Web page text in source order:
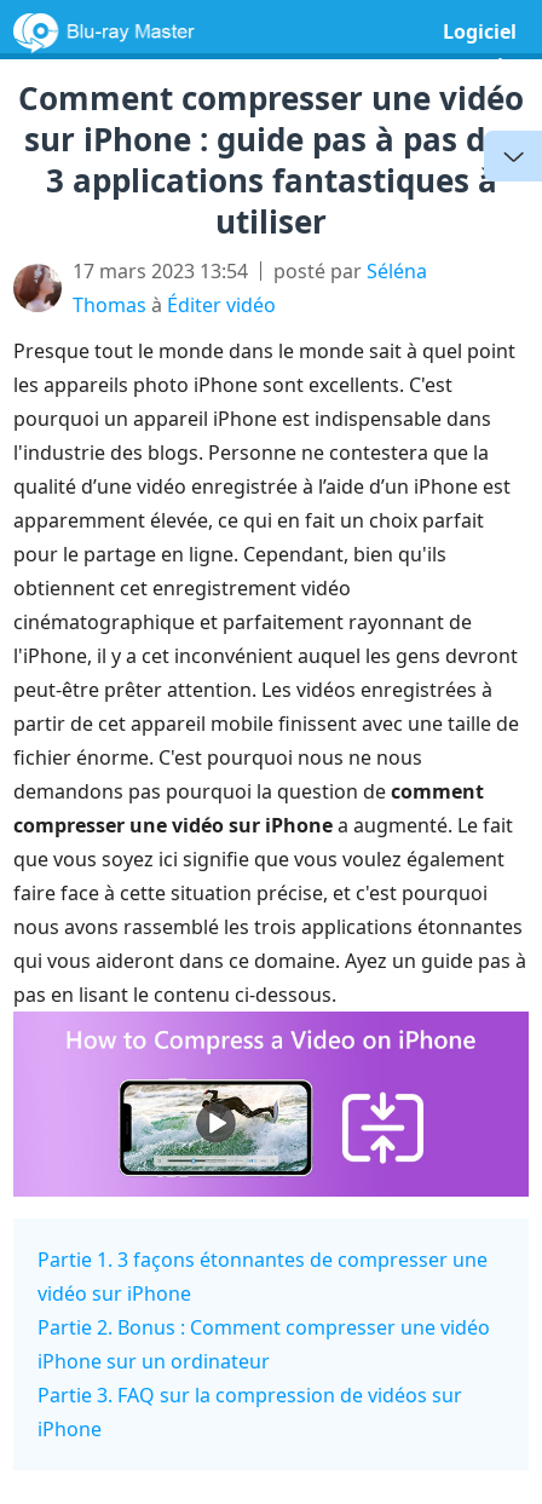
Logiciel
gratuit
Comment compresser une vidéo
sur iPhone : guide pas à pas des
3 applications fantastiques à
utiliser
17 mars 2023 13:54 posté parSéléna
Thomas à Éditer vidéo
Presque tout le monde dans le monde sait à quel point
les appareils photo iPhone sont excellents. C'est
pourquoi un appareil iPhone est indispensable dans
l'industrie des blogs. Personne ne contestera que la
qualité d’une vidéo enregistrée à l’aide d’un iPhone est
apparemment élevée, ce qui en fait un choix parfait
pour le partage en ligne. Cependant, bien qu'ils
obtiennent cet enregistrement vidéo
cinématographique et parfaitement rayonnant de
l'iPhone, il y a cet inconvénient auquel les gens devront
peut-être prêter attention. Les vidéos enregistrées à
partir de cet appareil mobile finissent avec une taille de
fichier énorme. C'est pourquoi nous ne nous
demandons pas pourquoi la question decomment
compresser une vidéo sur iPhonea augmenté. Le fait
que vous soyez ici signifie que vous voulez également
faire face à cette situation précise, et c'est pourquoi
nous avons rassemblé les trois applications étonnantes
qui vous aideront dans ce domaine. Ayez un guide pas à
pas en lisant le contenu ci-dessous.
Partie 1. 3 façons étonnantes de compresser une
vidéo sur iPhone
Partie 2. Bonus : Comment compresser une vidéo
iPhone sur un ordinateur
Partie 3. FAQ sur la compression de vidéos sur
iPhone